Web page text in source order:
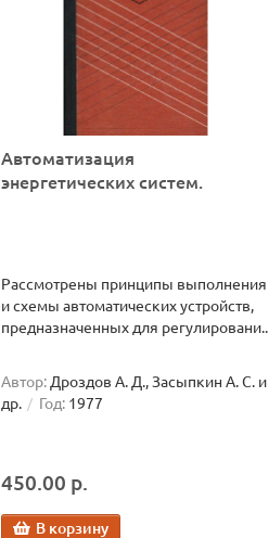
Автоматизация
энергетических систем.
Рассмотрены принципы выполнения
и схемы автоматических устройств,
предназначенных для регулировани..
Автор: Дроздов А. Д., Засыпкин А. С. и
др.
Год: 1977
450.00 р.
В корзину